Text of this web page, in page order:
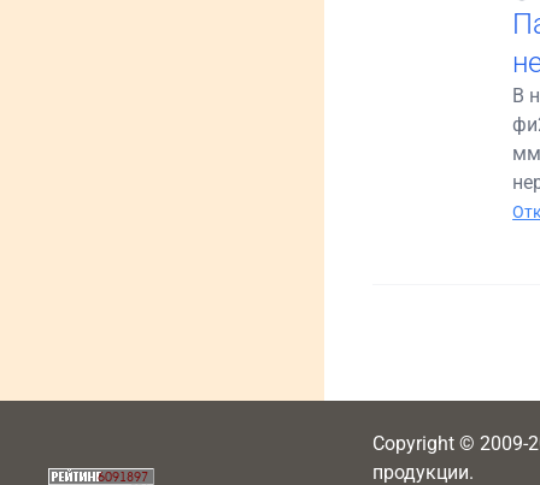
В
мм
Copyright © 2009-
продукции.